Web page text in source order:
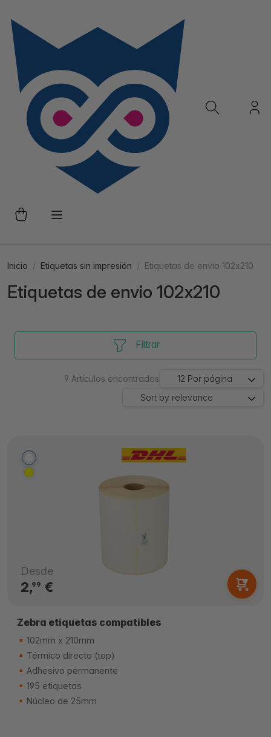
Inicio Etiquetas sin impresión Etiquetas de envio 102x210
Etiquetas de envio 102x210
Filtrar
9 Artículos encontrados 12 Por página
Sort by relevance
Desde
2,99 €
Zebra etiquetas compatibles
102mm x 210mm
Térmico directo (top)
Adhesivo permanente
195 etiquetas
Núcleo de 25mm